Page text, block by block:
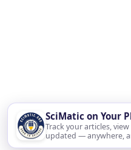
SciMatic on Your
Track your articles,
updated — anywhere,